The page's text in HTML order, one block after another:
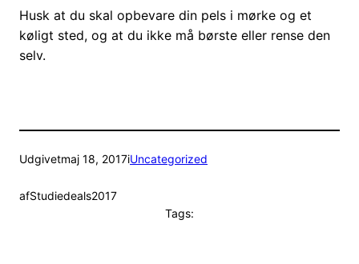
Husk at du skal opbevare din pels i mørke og et
køligt sted, og at du ikke må børste eller rense den
selv.
Udgivetmaj 18, 2017iUncategorized
afStudiedeals2017
Tags: